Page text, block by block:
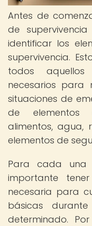
Antes de
de
identificar los
supervivencia.
todos aquellos
necesarios para
situaciones de
de elementos
alimentos, agua,
elementos de
Para cada una
importante
necesaria para
básicas
determinado.